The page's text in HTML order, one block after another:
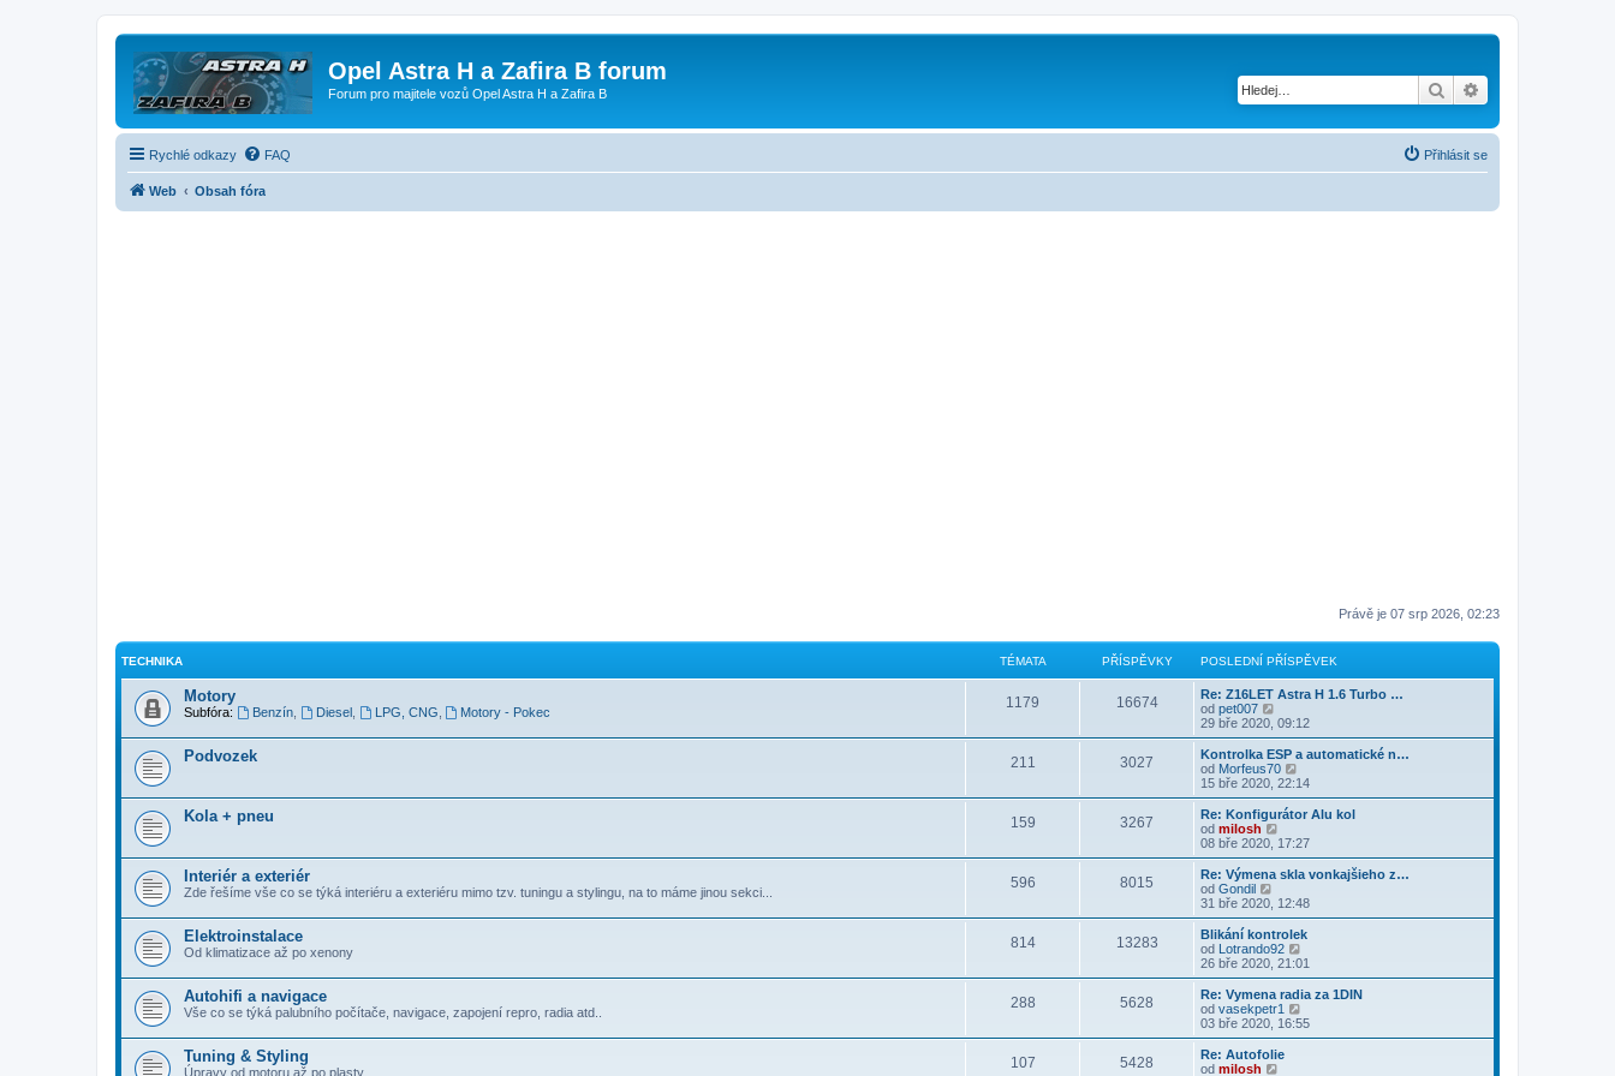
Opel Astra H a Zafira B forum
Forum pro majitele vozů Opel Astra H a Zafira B Hledat
Rychlé odkazy FAQ Přihlásit se
Web Obsah fóra
Právě je 07 srp 2026, 02:23
TECHNIKA TÉMATA PŘÍSPĚVKY POSLEDNÍ PŘÍSPĚVEK
Motory
Subfóra: Benzín, Diesel, LPG, CNG Motory - Pokec
1179 16674
Re: Z16LET Astra H 1.6 Turbo …
od pet007
o
b
r
a
z
p
o
s
e
n
í
p
ř
í
s
p
ě
v
e
k
29 bře 2020, 09:12
Podvozek 211 3027
Kontrolka ESP a automatické n…
od Morfeus70
o
b
r
z
p
o
s
e
d
n
í
p
ř
í
s
15 bře 2020, 22:14
Kola + pneu 159 3267
Re: Konfigurátor Alu kol
od milosh
o
b
r
z
p
o
s
e
d
n
í
p
08 bře 2020, 17:27
Interiér a exteriér
Zde řešíme vše co se týká interiéru a exteriéru mimo tzv. tuningu a stylingu, na to máme jinou sekci...
596 8015
Re: Výmena skla vonkajšieho z…
od Gondil
o
b
r
a
z
p
o
s
e
31 bře 2020, 12:48
Elektroinstalace
Od klimatizace až po xenony
814 13283
Blikání kontrolek
od Lotrando92
o
b
r
z
26 bře 2020, 21:01
Autohifi a navigace
Vše co se týká palubního počítače, navigace, zapojení repro, radia atd..
288 5628
Re: Vymena radia za 1DIN
od vasekpetr1
o
b
03 bře 2020, 16:55
Tuning & Styling
Úpravy od motoru až po plasty
107 5428
Re: Autofolie
od milosh